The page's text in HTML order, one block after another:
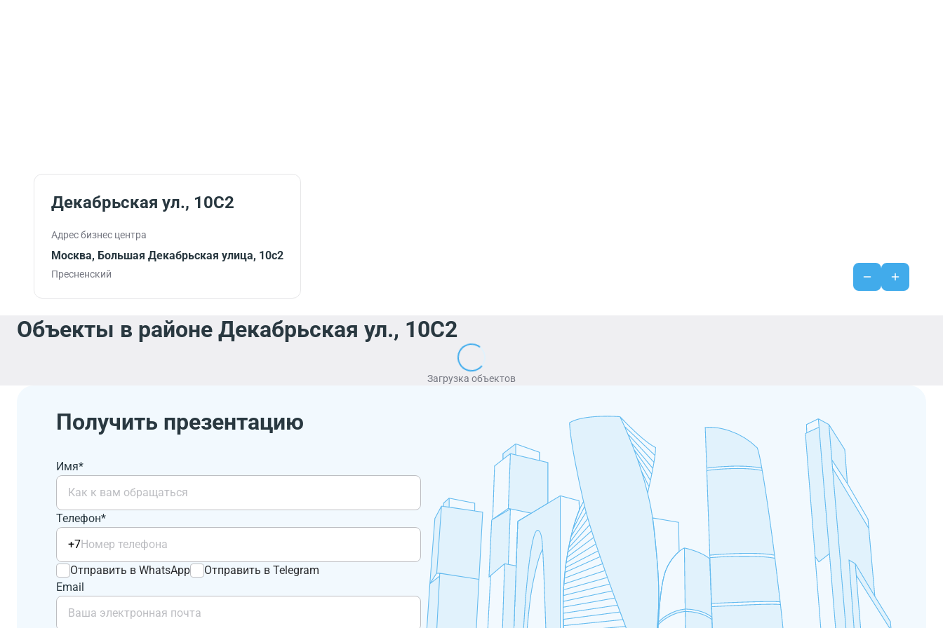
Декабрьская ул., 10С2
Адрес бизнес центра
Москва, Большая Декабрьская улица, 10с2
Пресненский
Объекты в районе Декабрьская ул., 10С2
Загрузка объектов
Получить презентацию
Имя*
Телефон*
+7
Отправить в WhatsApp
Отправить в Telegram
Email